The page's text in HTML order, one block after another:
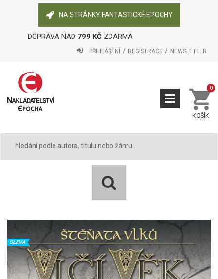
NA STRÁNKY FANTASTICKÉ EPOCHY
DOPRAVA NAD 799 KČZDARMA
PŘIHLÁŠENÍ REGISTRACE NEWSLETTER
KOŠÍK
0
SLEVA